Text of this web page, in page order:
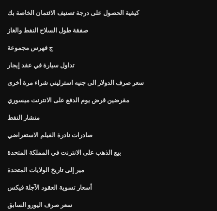
كيفية الحصول على درجة تصنيف الائتمان الخاصة بك
صفقة طول السلاح النفط والغاز
ج فهرس مجموعة
تداول سيارة في عقد إيجار
سعر صرف الدولار الى جنيه استرليني شراء مرة أخرى
مقرضين قرض يوم الدفع على الانترنت ميسوري
منشار النفط
صادرات نادرة الفيلم الاستعراضي
بيع الذهب على الانترنت في المملكة المتحدة
مير إلى تاريخ الولايات المتحدة
أسعار تسوية العقود الآجلة فيكس
سعر صرف اليورو السابق